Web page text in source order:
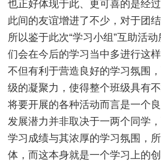
也正好体现于此、更可喜的是经
此间的友谊增进了不少，对于团
所以鉴于此次“学习小组”互助活
们会在今后的学习当中多进行这
不但有利于营造良好的学习氛围
级的凝聚力，使得整个班级具有
将要开展的各种活动而言是一个
发展潜力并非取决于一两个同学
学习成绩与其浓厚的学习氛围，
体，而这本身就是一个学习上的